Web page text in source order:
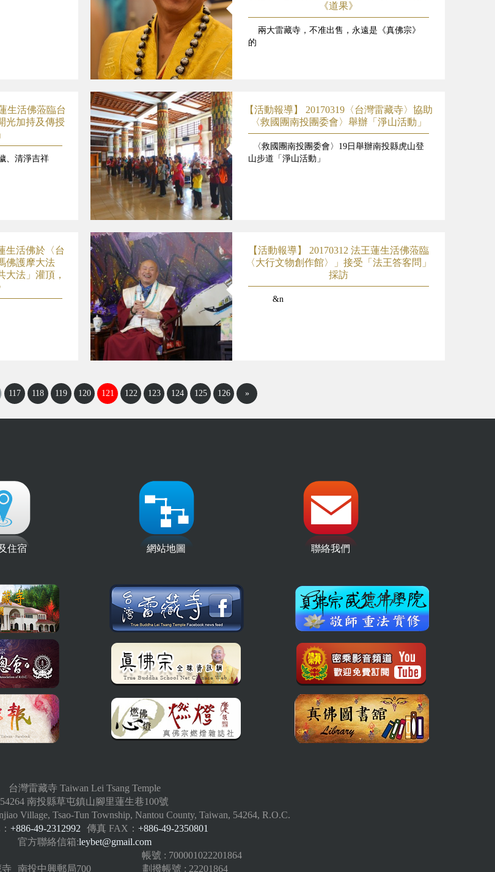
《道果》
兩大雷藏寺，不准出售，永遠是《真佛宗》
的
生活佛蒞臨台
光加持及傳授
、清淨吉祥
【活動報導】 20170319〈台灣雷藏寺〉協助
〈救國團南投團委會〉舉辦「淨山活動」
〈救國團南投團委會〉19日舉辦南投縣虎山登
山步道「淨山活動」
生活佛於〈台
佛護摩大法
大法」灌頂，
【活動報導】 20170312 法王蓮生活佛蒞臨
〈大行文物創作館〉」接受「法王答客問」
採訪
&n
117 118 119 120 121 122 123 124 125 126 »
住宿 網站地圖 聯絡我們
台灣雷藏寺 Taiwan Lei Tsang Temple
54264 南投縣草屯鎮山腳里蓮生巷100號
Village, Tsao-Tun Township, Nantou County, Taiwan, 54264, R.O.C.
+886-49-2312992 傳真 FAX： +886-49-2350801
官方聯絡信箱:leybet@gmail.com
帳號 : 700001022201864
寺 南投中興郵局700 劃撥帳號 : 22201864